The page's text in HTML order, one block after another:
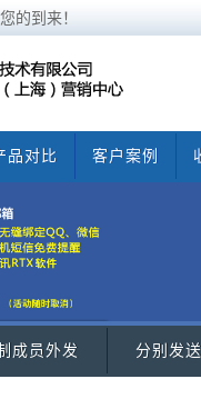
的到来！
品对比 客户案例
成员外发 分别发送